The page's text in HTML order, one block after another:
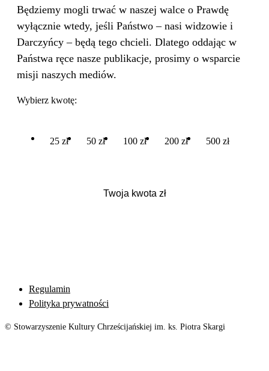
Będziemy mogli trwać w naszej walce o Prawdę
wyłącznie wtedy, jeśli Państwo – nasi widzowie i
Darczyńcy – będą tego chcieli. Dlatego oddając w
Państwa ręce nasze publikacje, prosimy o wsparcie
misji naszych mediów.
Wybierz kwotę:
25 zł 50 zł 100 zł 200 zł 500 zł
Regulamin
Polityka prywatności
© Stowarzyszenie Kultury Chrześcijańskiej im. ks. Piotra Skargi